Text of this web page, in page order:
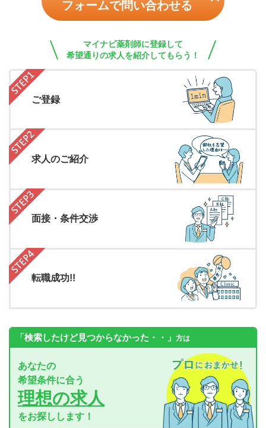
フォームで問い合わせる
マイナビ薬剤師に登録して
希望通りの求人を紹介してもらう！
ご登録
求人のご紹介
面接・条件交渉
転職成功!!
「検索したけど見つからなかった・・」 方は
あなたの
希望条件に合う
理想の求人
をお探しします！